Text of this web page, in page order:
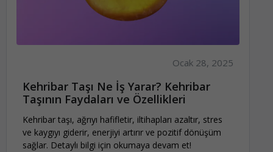
Ocak 28, 2025
Kehribar Taşı Ne İş Yarar? Kehribar
Taşının Faydaları ve Özellikleri
Kehribar taşı, ağrıyı hafifletir, iltihapları azaltır, stres
ve kaygıyı giderir, enerjiyi artırır ve pozitif dönüşüm
sağlar. Detaylı bilgi için okumaya devam et!